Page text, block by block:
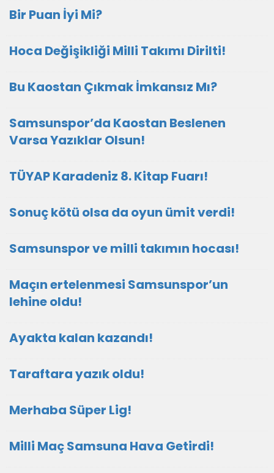
Bir Puan İyi Mi?
Hoca Değişikliği Milli Takımı Dirilti!
Bu Kaostan Çıkmak İmkansız Mı?
Samsunspor’da Kaostan Beslenen
Varsa Yazıklar Olsun!
TÜYAP Karadeniz 8. Kitap Fuarı!
Sonuç kötü olsa da oyun ümit verdi!
Samsunspor ve milli takımın hocası!
Maçın ertelenmesi Samsunspor’un
lehine oldu!
Ayakta kalan kazandı!
Taraftara yazık oldu!
Merhaba Süper Lig!
Milli Maç Samsuna Hava Getirdi!